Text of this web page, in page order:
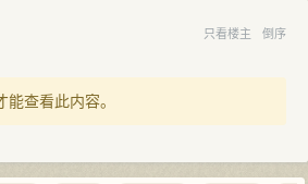
只看楼主 倒序
能查看此内容。